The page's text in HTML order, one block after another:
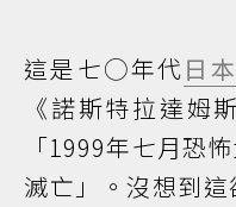
這是七◯年代日本
《諾斯特拉達姆
「1999年七月恐
滅亡」。沒想到